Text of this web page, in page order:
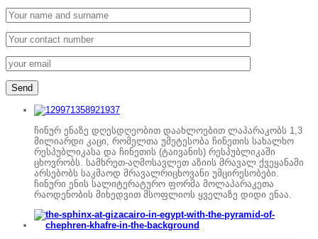
ჩინურ ენაზე დღესდღეობით დაახლოებით ლაპარაკობს 1,3
მილიარდი კაცი, რომელთა უმეტესობა ჩინეთის სახალხო
რესპუბლიკასა და ჩინეთის (ტაივანის) რესპუბლიკაში
ცხოვრობს. სამხრეთ-აღმოსავლეთ აზიის მრავალ ქვეყანაში
არსებობს საკმაოდ მრავალრიცხოვანი უმცირესობები.
ჩინური ენის სალიტერატურო ფორმა მოლაპარაკეთა
რაოდენობის მიხედვით მსოფლიოს ყველაზე დიდი ენაა.